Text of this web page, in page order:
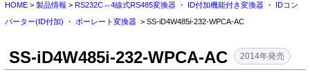
HOME
各種ダウンロード
HOME> 製品情報 > RS232C⇔4線式RS485変換器・ ID付加機能付き変換器・
IDコン
バーター(ID付加) ・ ボーレート変換器> SS-iD4W485i-232-WPCA-AC
SS-iD4W485i-232-WPCA-AC 2014年発売